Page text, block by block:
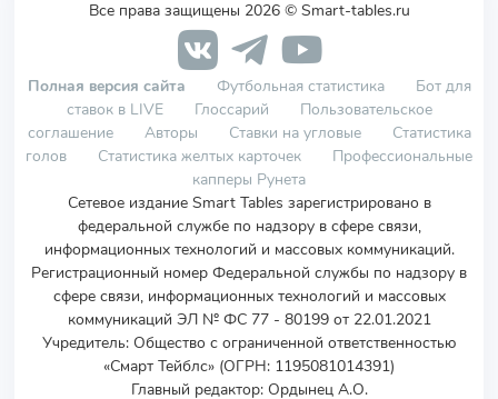
Все права защищены 2026 © Smart-tables.ru
Полная версия сайта Футбольная статистика
Бот для
ставок в LIVE
Глоссарий
Пользовательское
соглашение
Авторы Ставки на угловые
Статистика
голов
Статистика желтых карточек
Профессиональные
капперы Рунета
Сетевое издание Smart Tables зарегистрировано в
федеральной службе по надзору в сфере связи,
информационных технологий и массовых коммуникаций.
Регистрационный номер Федеральной службы по надзору в
сфере связи, информационных технологий и массовых
коммуникаций ЭЛ № ФС 77 - 80199 от 22.01.2021
Учредитель: Общество с ограниченной ответственностью
«Смарт Тейблс» (ОГРН: 1195081014391)
Главный редактор: Ордынец А.О.